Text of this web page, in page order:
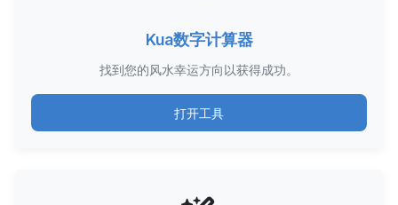
Kua数字计算器
找到您的风水幸运方向以获得成功。
打开工具